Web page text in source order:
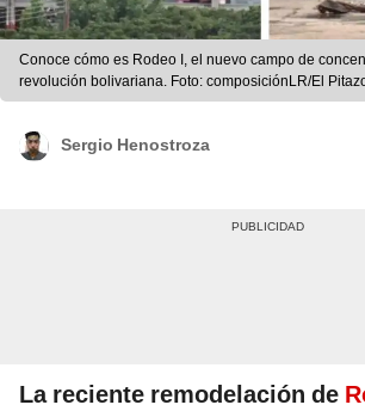
Conoce cómo es Rodeo I, el nuevo campo de
revolución bolivariana. Foto: composiciónLR/El
Sergio Henostroza
La reciente remodelación de